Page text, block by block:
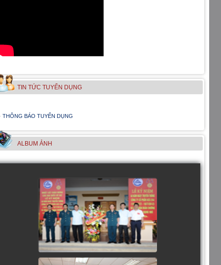
TIN TỨC TUYỂN DỤNG
THÔNG BÁO TUYỂN DỤNG
ALBUM ẢNH